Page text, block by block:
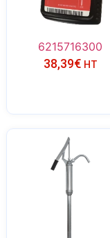
6215716300
38,39€ HT